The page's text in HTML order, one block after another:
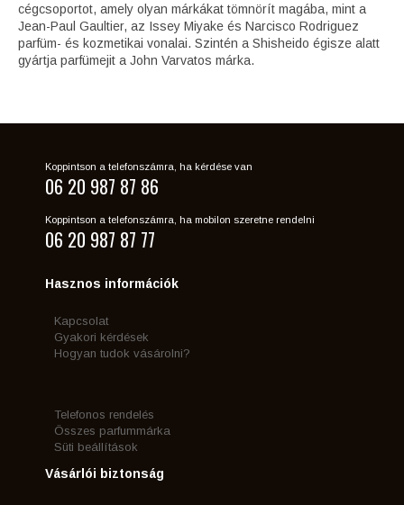
cégcsoportot, amely olyan márkákat tömnörít magába, mint a
Jean-Paul Gaultier, az Issey Miyake és Narcisco Rodriguez
parfüm- és kozmetikai vonalai. Szintén a Shisheido égisze alatt
gyártja parfümejit a John Varvatos márka.
Koppintson a telefonszámra, ha kérdése van
06 20 987 87 86
Koppintson a telefonszámra, ha mobilon szeretne rendelni
06 20 987 87 77
Hasznos információk
Kapcsolat
Gyakori kérdések
Hogyan tudok vásárolni?
Telefonos rendelés
Összes parfummárka
Süti beállítások
Vásárlói biztonság